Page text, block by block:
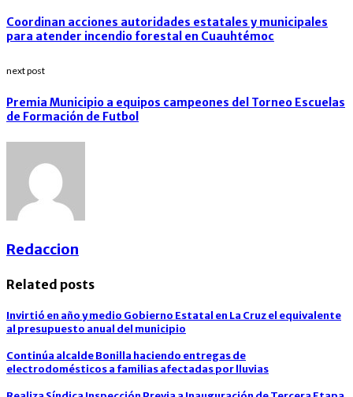
Coordinan acciones autoridades estatales y municipales
para atender incendio forestal en Cuauhtémoc
next post
Premia Municipio a equipos campeones del Torneo Escuelas
de Formación de Futbol
Redaccion
Related posts
Invirtió en año y medio Gobierno Estatal en La Cruz el equivalente
al presupuesto anual del municipio
Continúa alcalde Bonilla haciendo entregas de
electrodomésticos a familias afectadas por lluvias